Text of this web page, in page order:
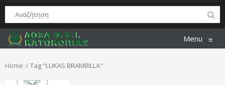
Menu ≡
Home Tag "LUKAS BRAMBILLA"